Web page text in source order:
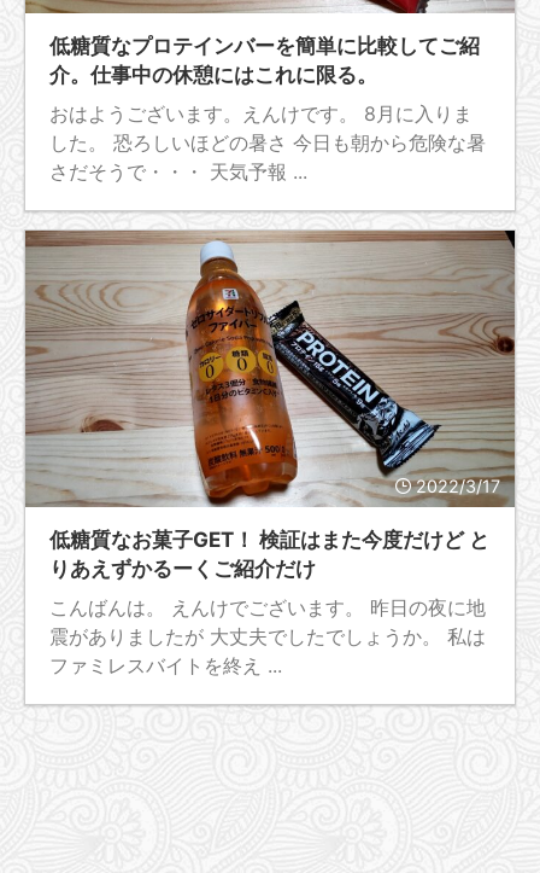
低糖質なプロテインバーを簡単に比較してご紹
介。仕事中の休憩にはこれに限る。
おはようございます。えんけです。 8月に入りま
した。 恐ろしいほどの暑さ 今日も朝から危険な暑
さだそうで・・・ 天気予報 ...
2022/3/17
低糖質なお菓子GET！ 検証はまた今度だけど と
りあえずかるーくご紹介だけ
こんばんは。 えんけでございます。 昨日の夜に地
震がありましたが 大丈夫でしたでしょうか。 私は
ファミレスバイトを終え ...